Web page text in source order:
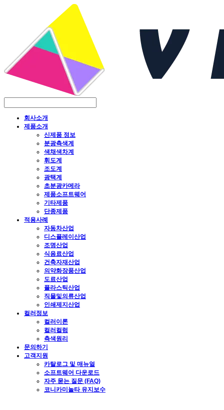
회사소개
제품소개
신제품 정보
분광측색계
색채색차계
휘도계
조도계
광택계
초분광카메라
제품소프트웨어
기타제품
단종제품
적용사례
자동차산업
디스플레이산업
조명산업
식음료산업
건축자재산업
의약화장품산업
도료산업
플라스틱산업
직물및의류산업
인쇄제지산업
컬러정보
컬러이론
컬러컬럼
측색원리
문의하기
고객지원
카탈로그 및 매뉴얼
소프트웨어 다운로드
자주 묻는 질문 (FAQ)
코니카미놀타 유지보수